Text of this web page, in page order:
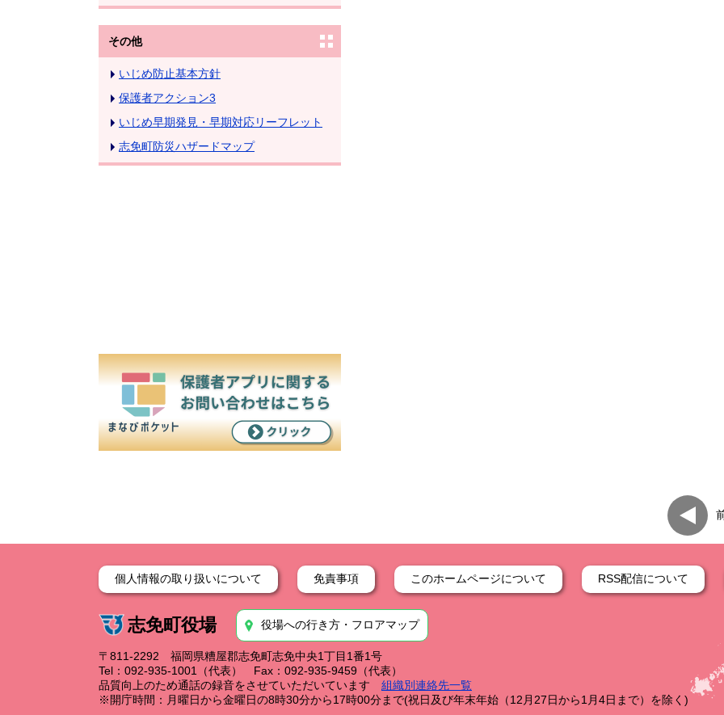
その他
いじめ防止基本方針
保護者アクション3
いじめ早期発見・早期対応リーフレット
志免町防災ハザードマップ
個人情報の取り扱いについて 免責事項 このホームページについて RSS配信について
志免町役場 役場への行き方・フロアマップ
〒811-2292 福岡県糟屋郡志免町志免中央1丁目1番1号
Tel：092-935-1001（代表） Fax：092-935-9459（代表）
品質向上のため通話の録音をさせていただいています
組織別連絡先一覧
※開庁時間：月曜日から金曜日の8時30分から17時00分まで(祝日及び年末年始（12月27日から1月4日まで）を除く)